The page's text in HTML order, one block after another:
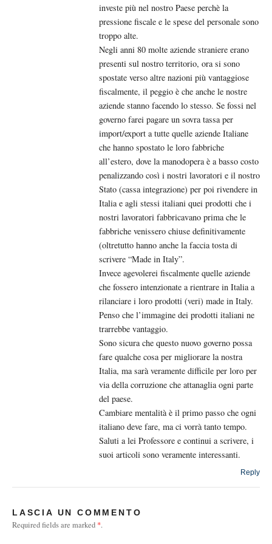
investe più nel nostro Paese perchè la
pressione fiscale e le spese del personale sono
troppo alte.
Negli anni 80 molte aziende straniere erano
presenti sul nostro territorio, ora si sono
spostate verso altre nazioni più vantaggiose
fiscalmente, il peggio è che anche le nostre
aziende stanno facendo lo stesso. Se fossi nel
governo farei pagare un sovra tassa per
import/export a tutte quelle aziende Italiane
che hanno spostato le loro fabbriche
all’estero, dove la manodopera è a basso costo
penalizzando così i nostri lavoratori e il nostro
Stato (cassa integrazione) per poi rivendere in
Italia e agli stessi italiani quei prodotti che i
nostri lavoratori fabbricavano prima che le
fabbriche venissero chiuse definitivamente
(oltretutto hanno anche la faccia tosta di
scrivere “Made in Italy”.
Invece agevolerei fiscalmente quelle aziende
che fossero intenzionate a rientrare in Italia a
rilanciare i loro prodotti (veri) made in Italy.
Penso che l’immagine dei prodotti italiani ne
trarrebbe vantaggio.
Sono sicura che questo nuovo governo possa
fare qualche cosa per migliorare la nostra
Italia, ma sarà veramente difficile per loro per
via della corruzione che attanaglia ogni parte
del paese.
Cambiare mentalità è il primo passo che ogni
italiano deve fare, ma ci vorrà tanto tempo.
Saluti a lei Professore e continui a scrivere, i
suoi articoli sono veramente interessanti.
Reply
LASCIA UN COMMENTO
Required fields are marked *.